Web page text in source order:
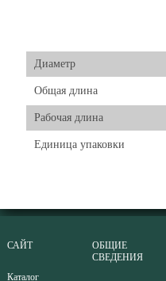
Диаметр
Общая длина
Рабочая длина
Единица упаковки
САЙТ
Каталог
ОБЩИЕ
СВЕДЕНИЯ